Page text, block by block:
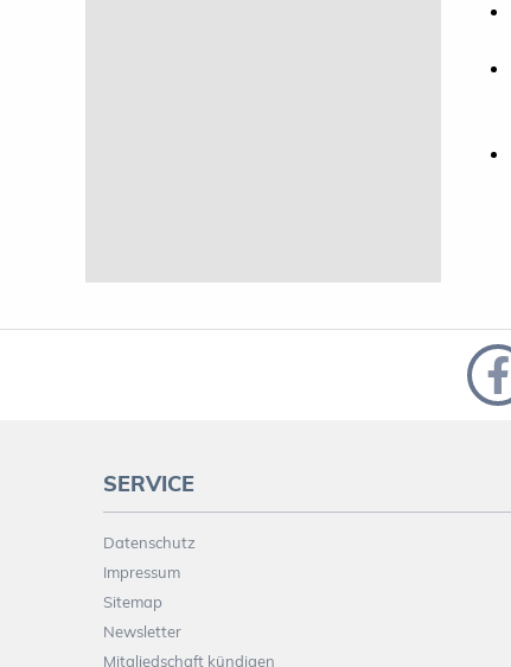
SERVICE
Datenschutz
Impressum
Sitemap
Newsletter
Mitgliedschaft kündigen